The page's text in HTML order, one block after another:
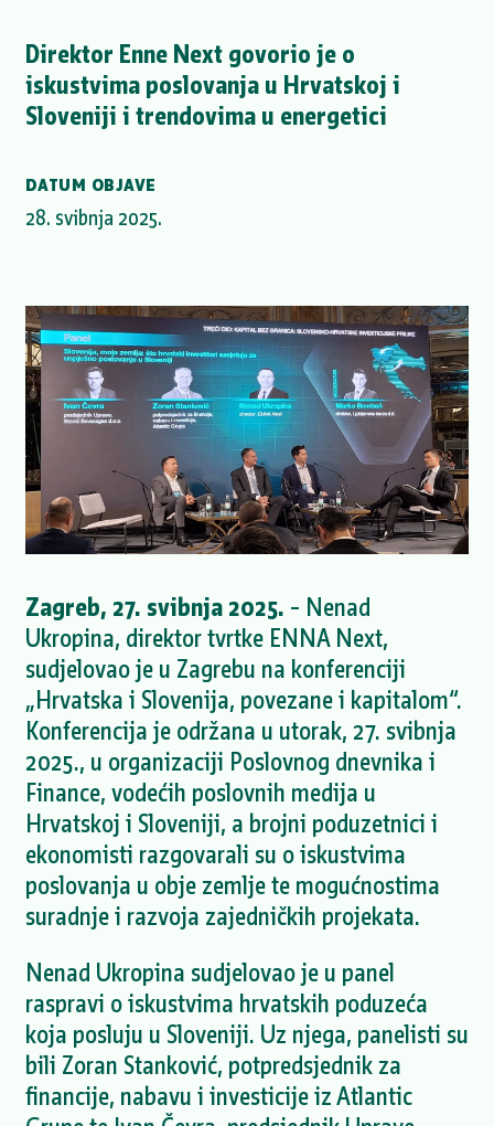
Direktor Enne Next govorio je o
iskustvima poslovanja u Hrvatskoj i
Sloveniji i trendovima u energetici
DATUM OBJAVE
28. svibnja 2025.
Zagreb, 27. svibnja 2025. – Nenad
Ukropina, direktor tvrtke ENNA Next,
sudjelovao je u Zagrebu na konferenciji
„Hrvatska i Slovenija, povezane i kapitalom“.
Konferencija je održana u utorak, 27. svibnja
2025., u organizaciji Poslovnog dnevnika i
Finance, vodećih poslovnih medija u
Hrvatskoj i Sloveniji, a brojni poduzetnici i
ekonomisti razgovarali su o iskustvima
poslovanja u obje zemlje te mogućnostima
suradnje i razvoja zajedničkih projekata.
Nenad Ukropina sudjelovao je u panel
raspravi o iskustvima hrvatskih poduzeća
koja posluju u Sloveniji. Uz njega, panelisti su
bili Zoran Stanković, potpredsjednik za
financije, nabavu i investicije iz Atlantic